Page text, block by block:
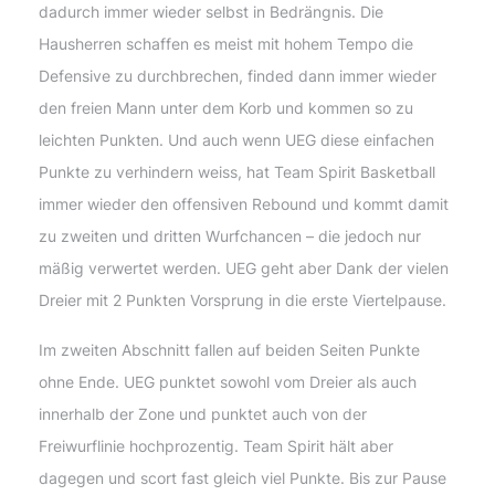
dadurch immer wieder selbst in Bedrängnis. Die
Hausherren schaffen es meist mit hohem Tempo die
Defensive zu durchbrechen, finded dann immer wieder
den freien Mann unter dem Korb und kommen so zu
leichten Punkten. Und auch wenn UEG diese einfachen
Punkte zu verhindern weiss, hat Team Spirit Basketball
immer wieder den offensiven Rebound und kommt damit
zu zweiten und dritten Wurfchancen – die jedoch nur
mäßig verwertet werden. UEG geht aber Dank der vielen
Dreier mit 2 Punkten Vorsprung in die erste Viertelpause.
Im zweiten Abschnitt fallen auf beiden Seiten Punkte
ohne Ende. UEG punktet sowohl vom Dreier als auch
innerhalb der Zone und punktet auch von der
Freiwurflinie hochprozentig. Team Spirit hält aber
dagegen und scort fast gleich viel Punkte. Bis zur Pause